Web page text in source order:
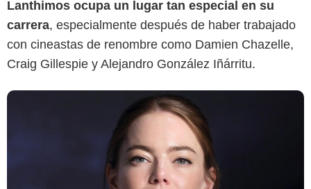
Lanthimos ocupa un lugar tan especial en su
carrera, especialmente después de haber trabajado
con cineastas de renombre como Damien Chazelle,
Craig Gillespie y Alejandro González Iñárritu.